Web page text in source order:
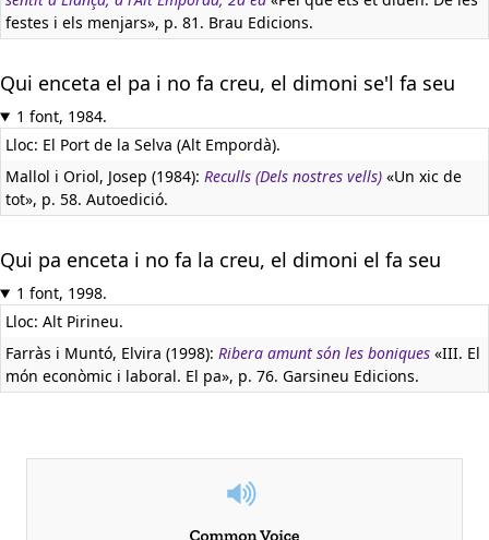
festes i els menjars», p. 81. Brau Edicions.
Qui enceta el pa i no fa creu, el dimoni se'l fa seu
1 font, 1984.
Lloc: El Port de la Selva (Alt Empordà).
Mallol i Oriol, Josep (1984): Reculls (Dels nostres vells) «Un xic de
tot», p. 58. Autoedició.
Qui pa enceta i no fa la creu, el dimoni el fa seu
1 font, 1998.
Lloc: Alt Pirineu.
Farràs i Muntó, Elvira (1998): Ribera amunt són les boniques «III. El
món econòmic i laboral. El pa», p. 76. Garsineu Edicions.